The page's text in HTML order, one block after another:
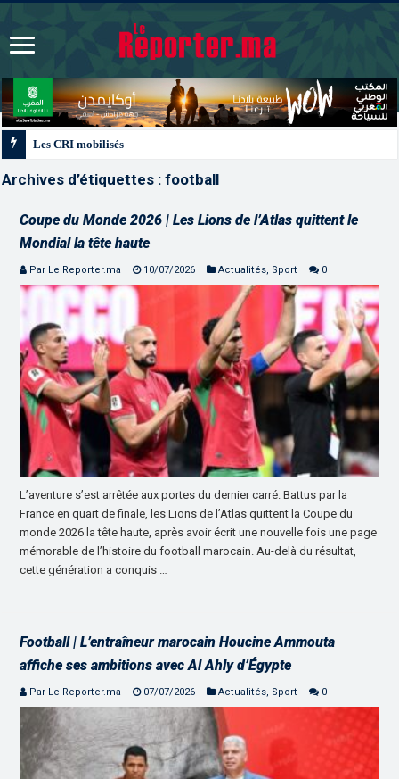
Les CRI mobilisés du 10 au 13 août pour accompagner les projets des
Archives d’étiquettes :football
Coupe du Monde 2026 | Les Lions de l’Atlas quittent le
Mondial la tête haute
Par Le Reporter.ma 10/07/2026 Actualités, Sport 0
L’aventure s’est arrêtée aux portes du dernier carré. Battus par la
France en quart de finale, les Lions de l’Atlas quittent la Coupe du
monde 2026 la tête haute, après avoir écrit une nouvelle fois une page
mémorable de l’histoire du football marocain. Au-delà du résultat,
cette génération a conquis …
Football | L’entraîneur marocain Houcine Ammouta
affiche ses ambitions avec Al Ahly d’Égypte
Par Le Reporter.ma 07/07/2026 Actualités, Sport 0